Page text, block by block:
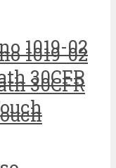
1019-02
30CFR
1019-02
30CFR